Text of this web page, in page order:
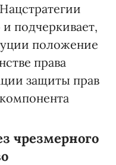
подчеркивает,
положение
права
защиты прав
чрезмерного